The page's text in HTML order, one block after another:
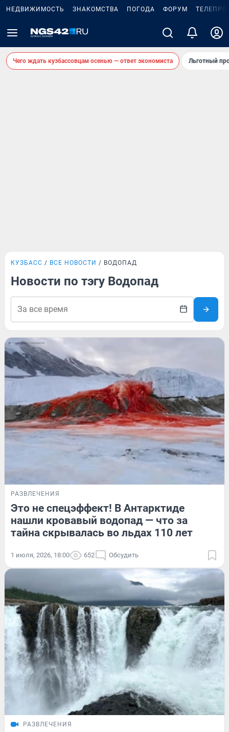
НЕДВИЖИМОСТЬ ЗНАКОМСТВА ПОГОДА ФОРУМ
Чего ждать кузбассовцам осенью — ответ экономиста Льготный
КУЗБАСС ВСЕ НОВОСТИ ВОДОПАД
Новости по тэгу Водопад
РАЗВЛЕЧЕНИЯ
Это не спецэффект! В Антарктиде
нашли кровавый водопад — что за
тайна скрывалась во льдах 110 лет
1 июля, 2026, 18:00 652 Обсудить
РАЗВЛЕЧЕНИЯ